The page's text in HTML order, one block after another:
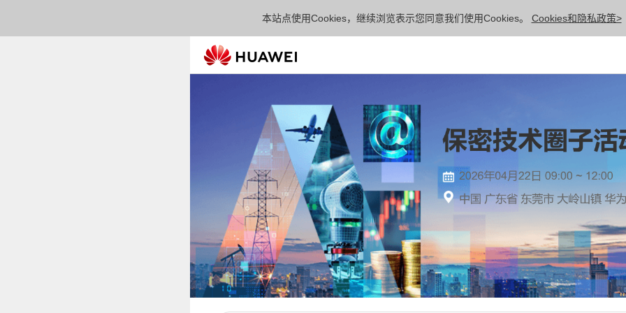
本站点使用Cookies，继续浏览表示您同意我们使用Cookies。 Cookies和隐私政策>